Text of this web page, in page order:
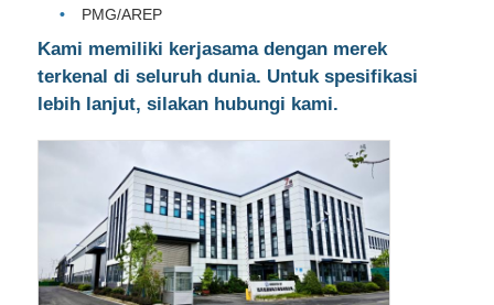
PMG/AREP
Kami memiliki kerjasama dengan merek
terkenal di seluruh dunia. Untuk spesifikasi
lebih lanjut, silakan hubungi kami.